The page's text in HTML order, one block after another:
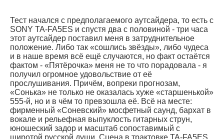
Тест начался с предполагаемого аутсайдера, то есть с
SONY TA-FA5ES и спустя два с половиной - три часа
этот аутсайдер поставил меня в затруднительное
положение. Либо так «сошлись звёзды», либо чудеса
и в наше время всё ещё случаются, но факт остаётся
фактом - «Пятёрочка» меня не то что порадовала - я
получил огромное удовольствие от её
прослушивания. Причём, вопреки прогнозам,
«Сонька» не только не оказалась хуже «старшенькой»
555-й, но и в чём то превзошла её. Всё на месте:
фирменный «Соневский» мосфетный саунд, бархат в
вокале и рельефная выпуклость гитарных струн,
юношеский задор и масштаб сопоставимый с
широтой русской души. Сцена в трактовке TA-FA5ES